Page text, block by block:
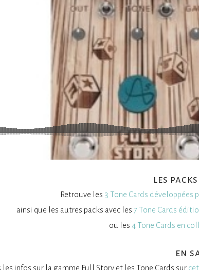
les
Retrouve les 3 Tone Cards développées
ainsi que les autres packs avec les 7 Tone Cards
ou les 4 Tone Cards en
en
infos sur la gamme Full Story et les Tone Cards sur